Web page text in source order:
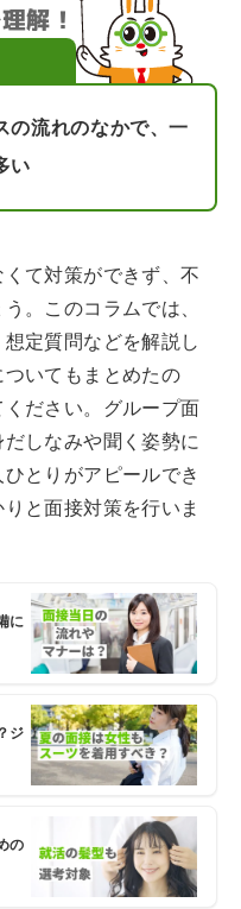
解！
の流れのなかで、一
い
て対策ができず、不
。このコラムでは、
定質問などを解説し
いてもまとめたの
ださい。グループ面
しなみや聞く姿勢に
とりがアピールでき
と面接対策を行いま
に
ジ
の